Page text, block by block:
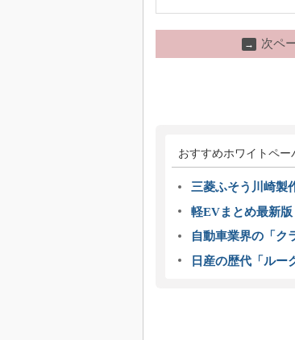
→ 次ペ
おすすめホワイトペー
三菱ふそう川崎製
軽EVまとめ最新版
自動車業界の「ク
日産の歴代「ルー